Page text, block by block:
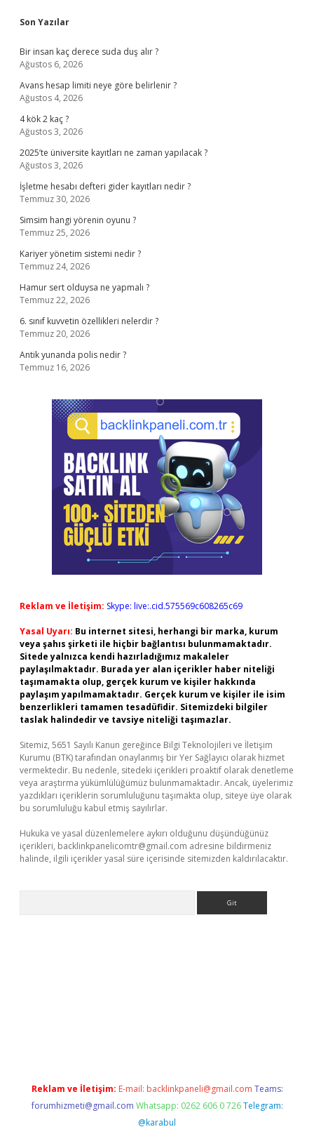
Sidebar
Son Yazılar
Bir insan kaç derece suda duş alır ?
Ağustos 6, 2026
Avans hesap limiti neye göre belirlenir ?
Ağustos 4, 2026
4 kök 2 kaç ?
Ağustos 3, 2026
2025’te üniversite kayıtları ne zaman yapılacak ?
Ağustos 3, 2026
İşletme hesabı defteri gider kayıtları nedir ?
Temmuz 30, 2026
Simsim hangi yörenin oyunu ?
Temmuz 25, 2026
Kariyer yönetim sistemi nedir ?
Temmuz 24, 2026
Hamur sert olduysa ne yapmalı ?
Temmuz 22, 2026
6. sınıf kuvvetin özellikleri nelerdir ?
Temmuz 20, 2026
Antik yunanda polis nedir ?
Temmuz 16, 2026
Reklam ve İletişim: Skype: live:.cid.575569c608265c69
Yasal Uyarı: Bu internet sitesi, herhangi bir marka, kurum
veya şahıs şirketi ile hiçbir bağlantısı bulunmamaktadır.
Sitede yalnızca kendi hazırladığımız makaleler
paylaşılmaktadır. Burada yer alan içerikler haber niteliği
taşımamakta olup, gerçek kurum ve kişiler hakkında
paylaşım yapılmamaktadır. Gerçek kurum ve kişiler ile isim
benzerlikleri tamamen tesadüfidir. Sitemizdeki bilgiler
taslak halindedir ve tavsiye niteliği taşımazlar.
Sitemiz, 5651 Sayılı Kanun gereğince Bilgi Teknolojileri ve İletişim
Kurumu (BTK) tarafından onaylanmış bir Yer Sağlayıcı olarak hizmet
vermektedir. Bu nedenle, sitedeki içerikleri proaktif olarak denetleme
veya araştırma yükümlülüğümüz bulunmamaktadır. Ancak, üyelerimiz
yazdıkları içeriklerin sorumluluğunu taşımakta olup, siteye üye olarak
bu sorumluluğu kabul etmiş sayılırlar.
Hukuka ve yasal düzenlemelere aykırı olduğunu düşündüğünüz
içerikleri, backlinkpanelicomtr@gmail.com adresine bildirmeniz
halinde, ilgili içerikler yasal süre içerisinde sitemizden kaldırılacaktır.
Reklam ve İletişim: E-mail: backlinkpaneli@gmail.com Teams:
forumhizmeti@gmail.com Whatsapp: 0262 606 0 726 Telegram:
@karabul